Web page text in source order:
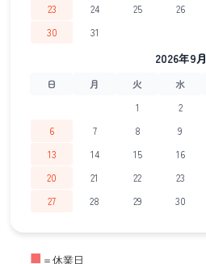
23
24 25 26
30
31
2026年9月
日 月 火 水
1
2
6
7 8 9
13
14 15 16
20
21 22 23
27
28 29 30
■ ＝休業日